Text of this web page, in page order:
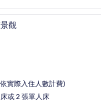
高級客房, 運河景
觀
實際入住人數計費)
或 2 張單人床